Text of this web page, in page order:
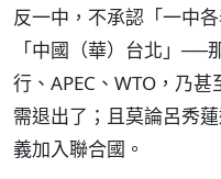
反一中，不承認「一中
「中國（華）台北」──
行、APEC、WTO，乃
需退出了；且莫論呂秀
義加入聯合國。